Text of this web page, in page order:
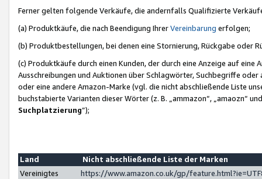
Ferner gelten folgende Verkäufe, die andernfalls Qualifizierte
(a) Produktkäufe, die nach Beendigung IhrerVereinbarung erfolgen;
(b) Produktbestellungen, bei denen eine Stornierung, Rückgabe oder
(c) Produktkäufe durch einen Kunden, der durch eine Anzeige auf
Ausschreibungen und Auktionen über Schlagwörter, Suchbegriffe
oder eine andere Amazon-Marke (vgl. die nicht abschließende Liste
buchstabierte Varianten dieser Wörter (z. B. „ammazon“, „amaozn“
Suchplatzierung”);
Land
Nicht abschließende Liste der Marken
Vereinigtes
https://www.amazon.co.uk/gp/